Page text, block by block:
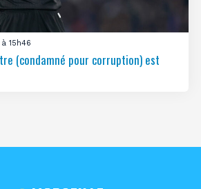
15h46
(condamné pour corruption) est